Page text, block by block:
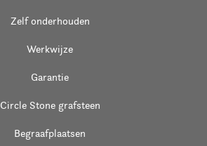
Zelf onderhouden
Werkwijze
Garantie
Circle Stone grafsteen
Begraafplaatsen